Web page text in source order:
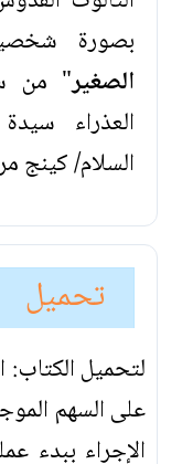
بصورة
الصغير" من
العذراء
السلام/ كينج
تحميل
لتحميل الكتاب:
على السهم
الإجراء ببدء